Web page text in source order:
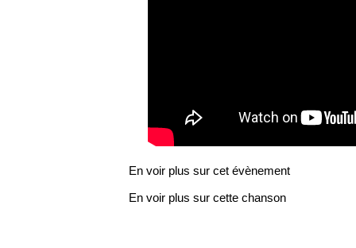
En voir plus sur cet évènement
En voir plus sur cette chanson